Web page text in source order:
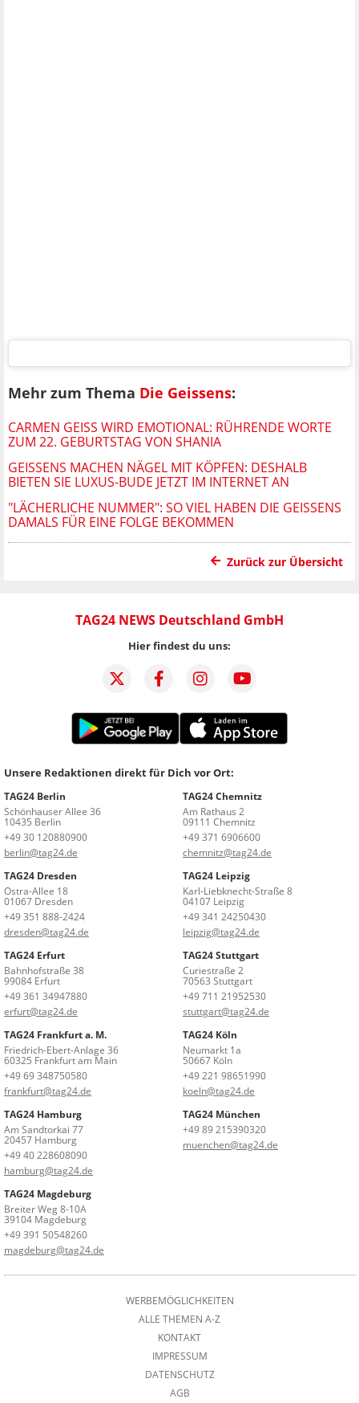
Mehr zum Thema Die Geissens:
CARMEN GEISS WIRD EMOTIONAL: RÜHRENDE WORTE
ZUM 22. GEBURTSTAG VON SHANIA
GEISSENS MACHEN NÄGEL MIT KÖPFEN: DESHALB
BIETEN SIE LUXUS-BUDE JETZT IM INTERNET AN
"LÄCHERLICHE NUMMER": SO VIEL HABEN DIE GEISSENS
DAMALS FÜR EINE FOLGE BEKOMMEN
Zurück zur Übersicht
TAG24 NEWS Deutschland GmbH
Hier findest du uns:
Unsere Redaktionen direkt für Dich vor Ort:
TAG24 Berlin
Schönhauser Allee 36
10435 Berlin
+49 30 120880900
berlin@tag24.de
TAG24 Chemnitz
Am Rathaus 2
09111 Chemnitz
+49 371 6906600
chemnitz@tag24.de
TAG24 Dresden
Ostra-Allee 18
01067 Dresden
+49 351 888-2424
dresden@tag24.de
TAG24 Leipzig
Karl-Liebknecht-Straße 8
04107 Leipzig
+49 341 24250430
leipzig@tag24.de
TAG24 Erfurt
Bahnhofstraße 38
99084 Erfurt
+49 361 34947880
erfurt@tag24.de
TAG24 Stuttgart
Curiestraße 2
70563 Stuttgart
+49 711 21952530
stuttgart@tag24.de
TAG24 Frankfurt a. M.
Friedrich-Ebert-Anlage 36
60325 Frankfurt am Main
+49 69 348750580
frankfurt@tag24.de
TAG24 Köln
Neumarkt 1a
50667 Köln
+49 221 98651990
koeln@tag24.de
TAG24 Hamburg
Am Sandtorkai 77
20457 Hamburg
+49 40 228608090
hamburg@tag24.de
TAG24 München
+49 89 215390320
muenchen@tag24.de
TAG24 Magdeburg
Breiter Weg 8-10A
39104 Magdeburg
+49 391 50548260
magdeburg@tag24.de
WERBEMÖGLICHKEITEN
ALLE THEMEN A-Z
KONTAKT
IMPRESSUM
DATENSCHUTZ
AGB